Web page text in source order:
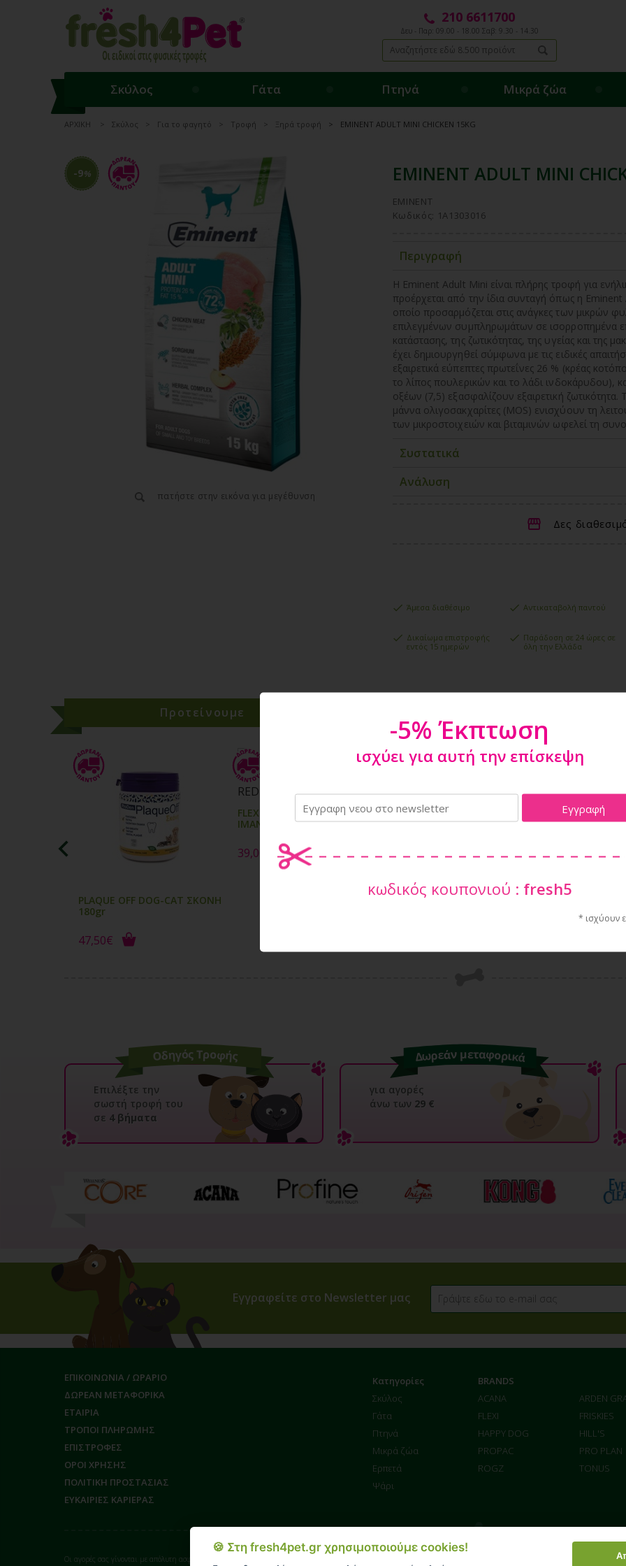
210 6611700
Δευ - Παρ: 09.00 - 18.00 Σαβ: 9.30 - 14.30
Σκύλος Γάτα Πτηνά Μικρά ζώα
ΑΡΧΙΚΗ Σκύλος Για το φαγητό Τροφή Ξηρά τροφή EMINENT ADULT MINI CHICKEN 15KG
πατήστε στην εικόνα για μεγέθυνση
EMINENT ADULT MINI
EMINENT
Κωδικός: 1A1303016
Περιγραφή
Η Eminent Adult Mini είναι πλήρης τροφή για
προέρχεται από την ίδια συνταγή όπως η
οποίο προσαρμόζεται στις ανάγκες των μικρών
επιλεγμένων συμπληρωμάτων σε ισορροπημένα
κατάστασης, της ζωτικότητας, της υγείας και
έχει δημιουργηθεί σύμφωνα με τις ειδικές
εξαιρετικά εύπεπτες πρωτεΐνες 26 % (κρέας
το λίπος πουλερικών και το λάδι ινδοκάρυδου),
οξέων (7,5) εξασφαλίζουν εξαιρετική
μάννα ολιγοσακχαρίτες (MOS) ενισχύουν τη
των μικροστοιχειών και βιταμινών ωφελεί τη
Συστατικά
Ανάλυση
Δες
Άμεσα διαθέσιμο Αντικαταβολή παντού
Δικαίωμα επιστροφής
εντός 15 ημερών
Παράδοση σε 24 ώρες σε
όλη την Ελλάδα
-9%
Προτείνουμε
PLAQUE OFF DOG-CAT ΣΚΟΝΗ
180gr
47,50€
FLEXI CLASSIC LG LONG
ΙΜΑΝΤΑΣ 8m ΕΩΣ 50KG RED
39,00€
RECORD ΑΔΙΑΒΡΟΧΟ SUN SM
-5%
TUGGER 16023
Επιλέξτε την
σωστή τροφή του
σε 4 βήματα
για αγορές
άνω των 29 €
Εγγραφείτε στο Newsletter μας
ΕΠΙΚΟΙΝΩΝΙΑ / ΩΡΑΡΙΟ
ΔΩΡΕΑΝ ΜΕΤΑΦΟΡΙΚΑ
ΕΤΑΙΡΙΑ
ΤΡΟΠΟΙ ΠΛΗΡΩΜΗΣ
ΕΠΙΣΤΡΟΦΕΣ
ΟΡΟΙ ΧΡΗΣΗΣ
ΠΟΛΙΤΙΚΗ ΠΡΟΣΤΑΣΙΑΣ
ΕΥΚΑΙΡΙΕΣ ΚΑΡΙΕΡΑΣ
Κατηγορίες
Σκύλος
Γάτα
Πτηνά
Μικρά ζώα
Ερπετά
Ψάρι
BRANDS
ACANA
ARDEN
FLEXI
FRISKIES
HAPPY DOG
HILL'S
PROPAC
PRO PLAN
ROGZ
TONUS
Οι αγορές σας γίνονται με απόλυτη ασφάλεια επικοινωνίας (SSL) από το paycenter στο ασφαλές περιβάλλον της
-5% Έκπτωση
ισχύει για αυτή την επίσκεψη
κωδικός κουπονιού : fresh5
* ισχύουν
🍪 Στη fresh4pet.gr χρησιμοποιούμε cookies!